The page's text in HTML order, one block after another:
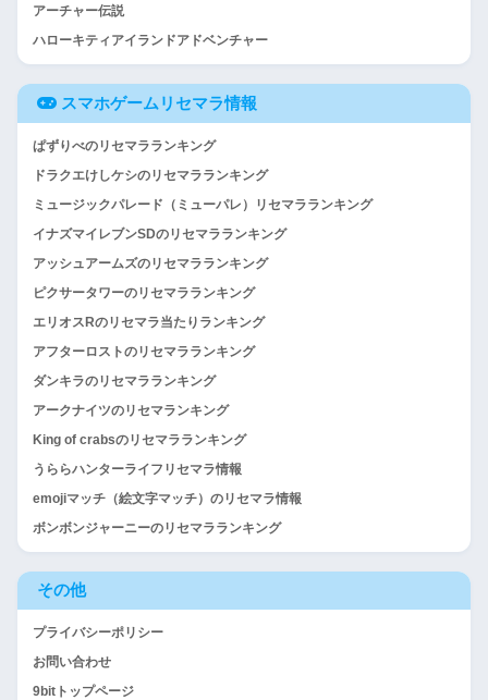
アーチャー伝説
ハローキティアイランドアドベンチャー
スマホゲームリセマラ情報
ぱずりべのリセマラランキング
ドラクエけしケシのリセマラランキング
ミュージックパレード（ミューパレ）リセマラランキング
イナズマイレブンSDのリセマラランキング
アッシュアームズのリセマラランキング
ピクサータワーのリセマラランキング
エリオスRのリセマラ当たりランキング
アフターロストのリセマラランキング
ダンキラのリセマラランキング
アークナイツのリセマランキング
King of crabsのリセマラランキング
うららハンターライフリセマラ情報
emojiマッチ（絵文字マッチ）のリセマラ情報
ボンボンジャーニーのリセマラランキング
その他
プライバシーポリシー
お問い合わせ
9bitトップページ